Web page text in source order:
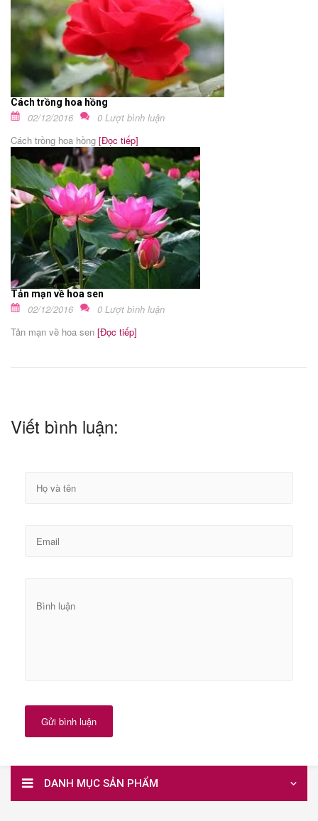
Cách trồng hoa hồng
02/12/2016
0 Lượt bình luận
Cách trồng hoa hồng [Đọc tiếp]
Tản mạn về hoa sen
02/12/2016
0 Lượt bình luận
Tản mạn về hoa sen [Đọc tiếp]
Viết bình luận:
Gửi bình luận
DANH MỤC SẢN PHẨM